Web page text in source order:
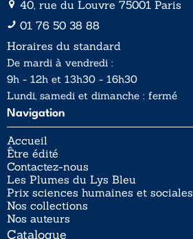
40, rue du Louvre 75001 Paris
01 76 50 38 88
Horaires du standard
De mardi à vendredi :
9h - 12h et 13h30 - 16h30
Lundi, samedi et dimanche : fermé
Navigation
Accueil
Être édité
Contactez-nous
Les Plumes du Lys Bleu
Prix sciences humaines et sociales
Nos collections
Nos auteurs
Catalogue